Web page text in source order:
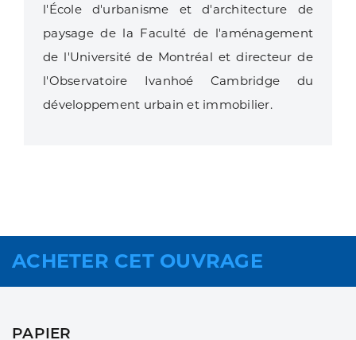
l'École d'urbanisme et d'architecture de
paysage de la Faculté de l'aménagement
de l'Université de Montréal et directeur de
l'Observatoire Ivanhoé Cambridge du
développement urbain et immobilier.
ACHETER CET OUVRAGE
PAPIER